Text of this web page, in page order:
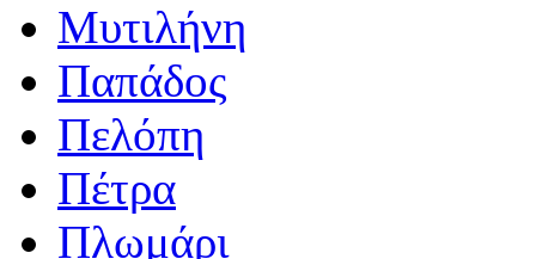
Μυτιλήνη
Παπάδος
Πελόπη
Πέτρα
Πλωμάρι